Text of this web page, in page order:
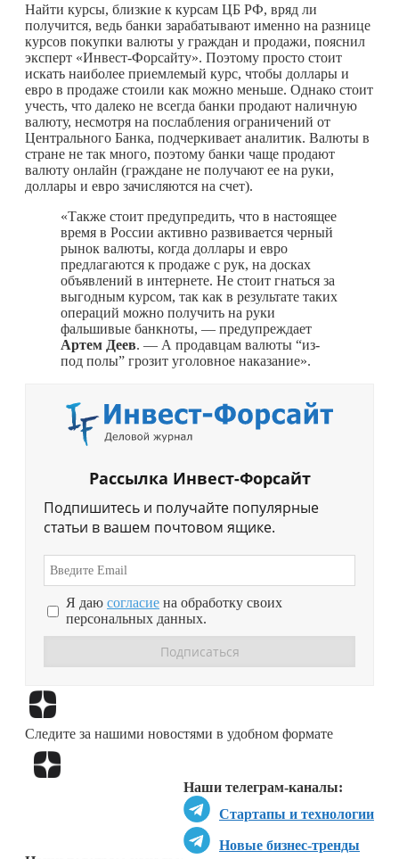
Найти курсы, близкие к курсам ЦБ РФ, вряд ли
получится, ведь банки зарабатывают именно на разнице
курсов покупки валюты у граждан и продажи, пояснил
эксперт «Инвест-Форсайту». Поэтому просто стоит
искать наиболее приемлемый курс, чтобы доллары и
евро в продаже стоили как можно меньше. Однако стоит
учесть, что далеко не всегда банки продают наличную
валюту, несмотря на послабления ограничений от
Центрального Банка, подчеркивает аналитик. Валюты в
стране не так много, поэтому банки чаще продают
валюту онлайн (граждане не получают ее на руки,
доллары и евро зачисляются на счет).
«Также стоит предупредить, что в настоящее
время в России активно развивается черный
рынок валюты, когда доллары и евро
предлагаются к продаже с рук, на досках
объявлений в интернете. Не стоит гнаться за
выгодным курсом, так как в результате таких
операций можно получить на руки
фальшивые банкноты, — предупреждает
Артем Деев. — А продавцам валюты “из-
под полы” грозит уголовное наказание».
Рассылка Инвест-Форсайт
Подпишитесь и получайте популярные
статьи в вашем почтовом ящике.
Я даю согласие на обработку своих
персональных данных.
Следите за нашими новостями в удобном формате
Наши телеграм-каналы:
Стартапы и технологии
Новые бизнес-тренды